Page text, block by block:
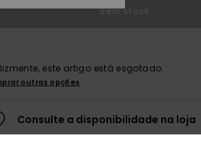
Sem stock
este artigo está esgotado.
outras opções
Consulte a disponibilidade na loja